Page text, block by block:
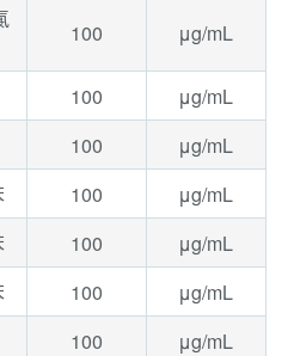
100 μg/mL
100
μg/mL
100
μg/mL
100
μg/mL
100
μg/mL
100
μg/mL
100
μg/mL